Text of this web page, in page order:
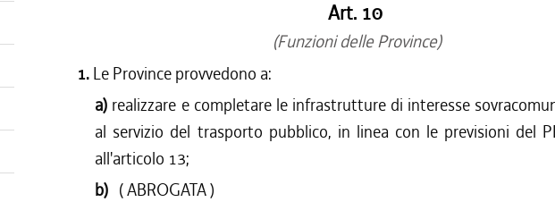
Art. 10
(Funzioni delle Province)
1. Le Province provvedono a:
a) realizzare e completare le infrastrutture di interesse
al servizio del trasporto pubblico, in linea con le previsioni del
all'articolo 13;
b) ( ABROGATA )